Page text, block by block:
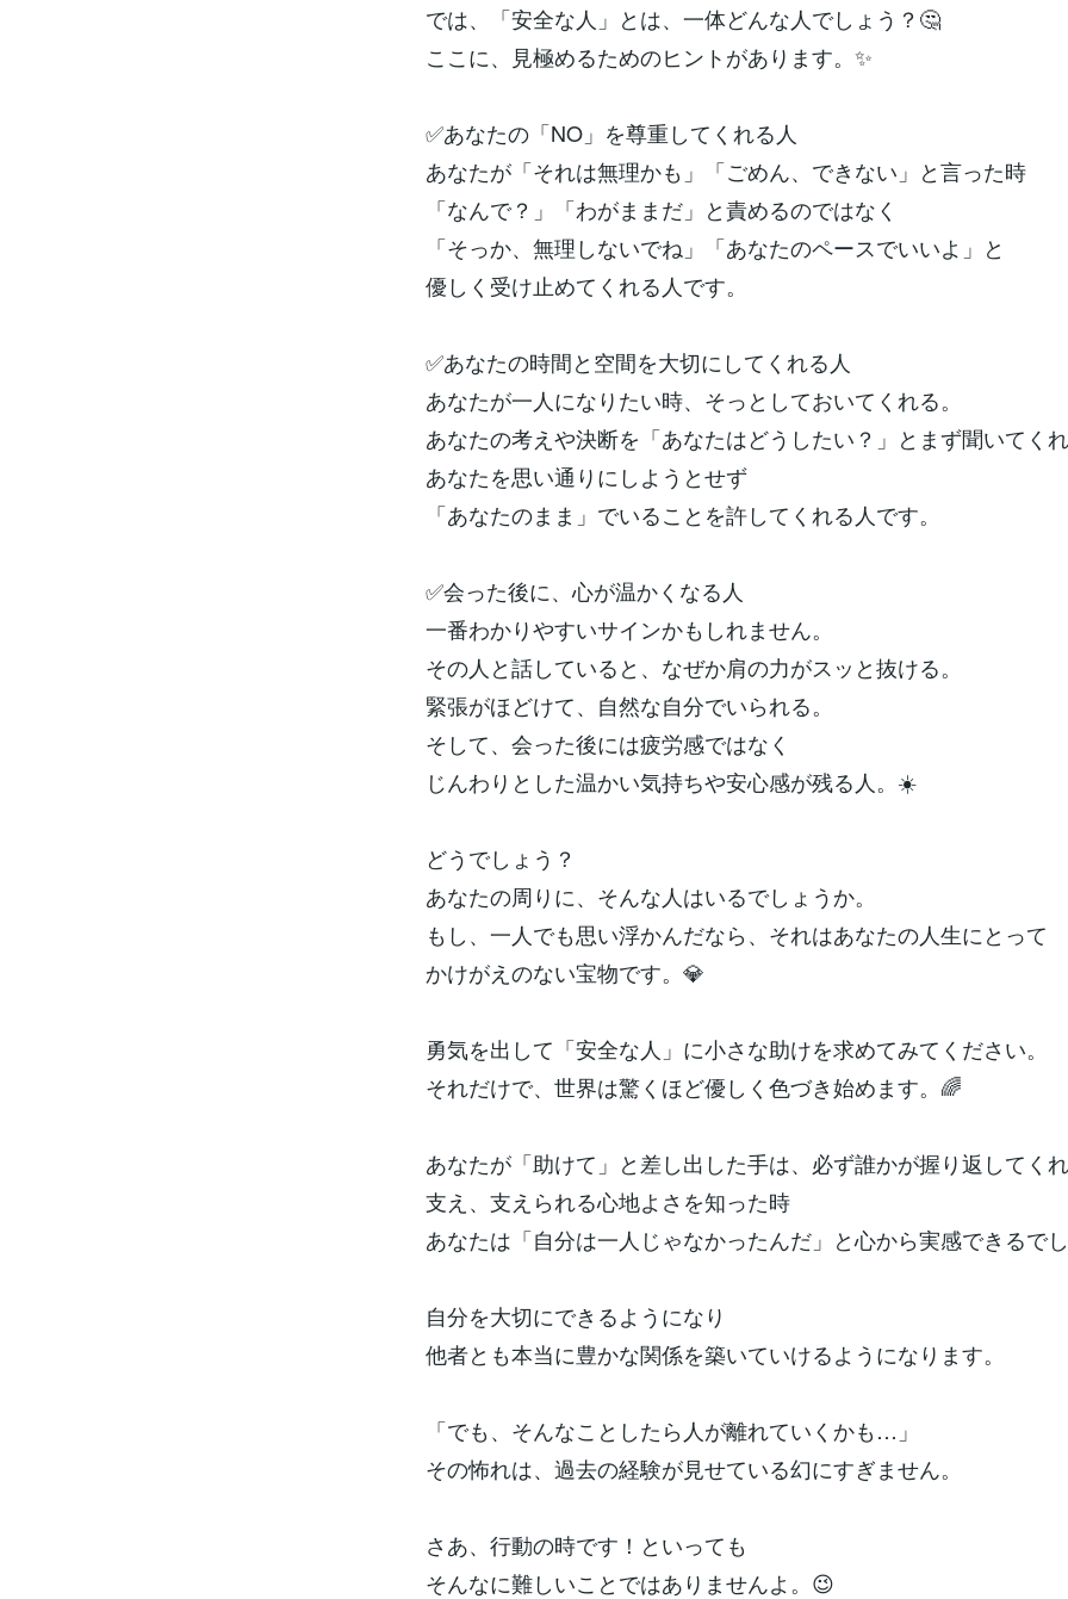
では、「安全な人」とは、一体どんな人でしょう？🤔
ここに、見極めるためのヒントがあります。✨
✅あなたの「NO」を尊重してくれる人
あなたが「それは無理かも」「ごめん、できない」と言った時
「なんで？」「わがままだ」と責めるのではなく
「そっか、無理しないでね」「あなたのペースでいいよ」と
優しく受け止めてくれる人です。
✅あなたの時間と空間を大切にしてくれる人
あなたが一人になりたい時、そっとしておいてくれる。
あなたの考えや決断を「あなたはどうしたい？」とまず聞いてく
あなたを思い通りにしようとせず
「あなたのまま」でいることを許してくれる人です。
✅会った後に、心が温かくなる人
一番わかりやすいサインかもしれません。
その人と話していると、なぜか肩の力がスッと抜ける。
緊張がほどけて、自然な自分でいられる。
そして、会った後には疲労感ではなく
じんわりとした温かい気持ちや安心感が残る人。☀️
どうでしょう？
あなたの周りに、そんな人はいるでしょうか。
もし、一人でも思い浮かんだなら、それはあなたの人生にとって
かけがえのない宝物です。💎
勇気を出して「安全な人」に小さな助けを求めてみてください。
それだけで、世界は驚くほど優しく色づき始めます。🌈
あなたが「助けて」と差し出した手は、必ず誰かが握り返してく
支え、支えられる心地よさを知った時
あなたは「自分は一人じゃなかったんだ」と心から実感できるで
自分を大切にできるようになり
他者とも本当に豊かな関係を築いていけるようになります。
「でも、そんなことしたら人が離れていくかも…」
その怖れは、過去の経験が見せている幻にすぎません。
さあ、行動の時です！といっても
そんなに難しいことではありませんよ。😉